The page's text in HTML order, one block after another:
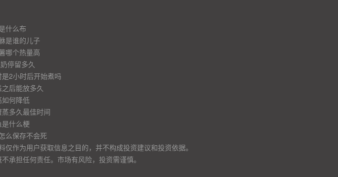
什么布
是谁的儿子
哪个热量高
停留多久
2小时后开始煮吗
后能放多久
如何降低
多久最佳时间
是什么梗
么保存不会死
作为用户获取信息之目的，并不构成投资建议和投资依据。
承担任何责任。市场有风险，投资需谨慎。